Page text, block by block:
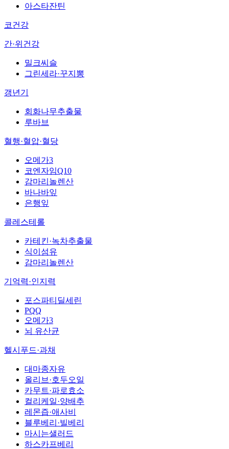
아스타잔틴
코건강
간·위건강
밀크씨슬
그린세라·꾸지뽕
갱년기
회화나무추출물
루바브
혈행·혈압·혈당
오메가3
코엔자임Q10
감마리놀렌산
바나바잎
은행잎
콜레스테롤
카테킨·녹차추출물
식이섬유
감마리놀렌산
기억력·인지력
포스파티딜세린
PQQ
오메가3
뇌 유산균
헬시푸드·과채
대마종자유
올리브·호두오일
카무트·파로효소
컬리케일·양배추
레몬즙·애사비
블루베리·빌베리
마시는샐러드
하스카프베리